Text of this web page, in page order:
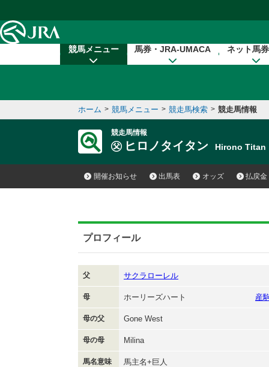
競馬メニュー 馬券・JRA-UMACA ネット馬
ホーム > 競馬メニュー > 競走馬検索 > 競走馬情報
競走馬情報
ヒロノタイタン Hirono Titan
開催お知らせ 出馬表 オッズ 払戻金
プロフィール
父 サクラローレル
母 ホーリーズハート 産
母の父 Gone West
母の母 Milina
馬名意味 馬主名+巨人